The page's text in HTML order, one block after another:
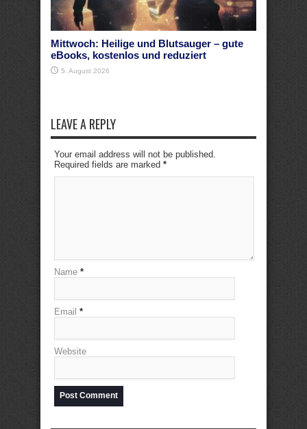
Mittwoch: Heilige und Blutsauger – gute
eBooks, kostenlos und reduziert
5. August 2026
LEAVE A REPLY
Your email address will not be published.
Required fields are marked *
Name *
Email *
Website